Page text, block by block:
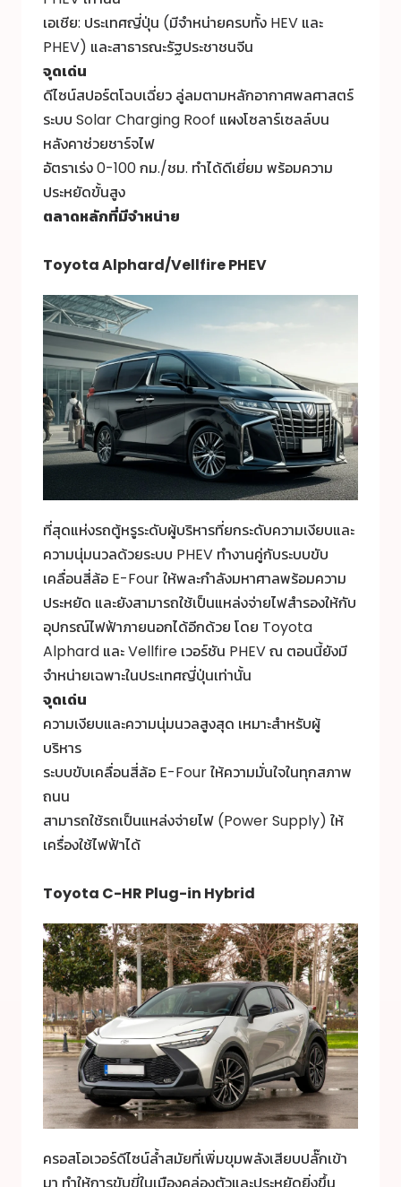
เอเชีย: ประเทศญี่ปุ่น (มีจำหน่ายครบทั้ง HEV และ
PHEV) และสาธารณะรัฐประชาชนจีน
จุดเด่น
ดีไซน์สปอร์ตโฉบเฉี่ยว ลู่ลมตามหลักอากาศพลศาสตร์
ระบบ Solar Charging Roof แผงโซลาร์เซลล์บน
หลังคาช่วยชาร์จไฟ
อัตราเร่ง 0-100 กม./ชม. ทำได้ดีเยี่ยม พร้อมความ
ประหยัดขั้นสูง
ตลาดหลักที่มีจำหน่าย
Toyota Alphard/Vellfire PHEV
ที่สุดแห่งรถตู้หรูระดับผู้บริหารที่ยกระดับความเงียบและ
ความนุ่มนวลด้วยระบบ PHEV ทำงานคู่กับระบบขับ
เคลื่อนสี่ล้อ E-Four ให้พละกำลังมหาศาลพร้อมความ
ประหยัด และยังสามารถใช้เป็นแหล่งจ่ายไฟสำรองให้กับ
อุปกรณ์ไฟฟ้าภายนอกได้อีกด้วย โดย Toyota
Alphard และ Vellfire เวอร์ชัน PHEV ณ ตอนนี้ยังมี
จำหน่ายเฉพาะในประเทศญี่ปุ่นเท่านั้น
จุดเด่น
ความเงียบและความนุ่มนวลสูงสุด เหมาะสำหรับผู้
บริหาร
ระบบขับเคลื่อนสี่ล้อ E-Four ให้ความมั่นใจในทุกสภาพ
ถนน
สามารถใช้รถเป็นแหล่งจ่ายไฟ (Power Supply) ให้
เครื่องใช้ไฟฟ้าได้
Toyota C-HR Plug-in Hybrid
ครอสโอเวอร์ดีไซน์ล้ำสมัยที่เพิ่มขุมพลังเสียบปลั๊กเข้า
มา ทำให้การขับขี่ในเมืองคล่องตัวและประหยัดยิ่งขึ้น